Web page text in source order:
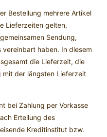
Bestellung mehrere Artikel
Lieferzeiten gelten,
Sendung,
haben. In diesem
die Lieferzeit, die
mit der längsten Lieferzeit
bei Zahlung per Vorkasse
Erteilung des
Kreditinstitut bzw.